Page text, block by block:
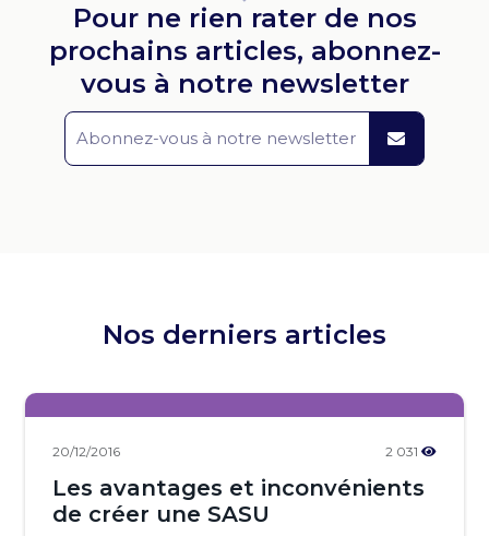
Pour ne rien rater de nos
prochains articles, abonnez-
vous à notre newsletter
Nos derniers articles
20/12/2016 2 031
Les avantages et inconvénients
de créer une SASU